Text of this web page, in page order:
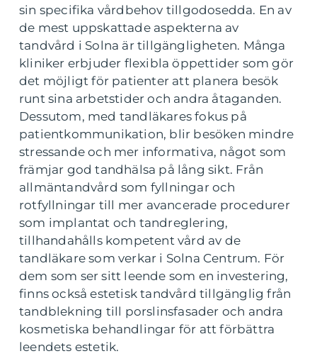
sin specifika vårdbehov tillgodosedda. En av
de mest uppskattade aspekterna av
tandvård i Solna är tillgängligheten. Många
kliniker erbjuder flexibla öppettider som gör
det möjligt för patienter att planera besök
runt sina arbetstider och andra åtaganden.
Dessutom, med tandläkares fokus på
patientkommunikation, blir besöken mindre
stressande och mer informativa, något som
främjar god tandhälsa på lång sikt. Från
allmäntandvård som fyllningar och
rotfyllningar till mer avancerade procedurer
som implantat och tandreglering,
tillhandahålls kompetent vård av de
tandläkare som verkar i Solna Centrum. För
dem som ser sitt leende som en investering,
finns också estetisk tandvård tillgänglig från
tandblekning till porslinsfasader och andra
kosmetiska behandlingar för att förbättra
leendets estetik.